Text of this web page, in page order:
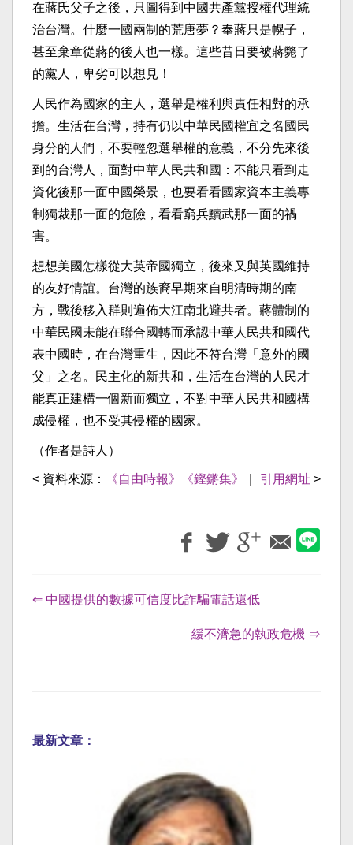
在蔣氏父子之後，只圖得到中國共產黨授權代理統
治台灣。什麼一國兩制的荒唐夢？奉蔣只是幌子，
甚至棄章從蔣的後人也一樣。這些昔日要被蔣斃了
的黨人，卑劣可以想見！
人民作為國家的主人，選舉是權利與責任相對的承
擔。生活在台灣，持有仍以中華民國權宜之名國民
身分的人們，不要輕忽選舉權的意義，不分先來後
到的台灣人，面對中華人民共和國：不能只看到走
資化後那一面中國榮景，也要看看國家資本主義專
制獨裁那一面的危險，看看窮兵黷武那一面的禍
害。
想想美國怎樣從大英帝國獨立，後來又與英國維持
的友好情誼。台灣的族裔早期來自明清時期的南
方，戰後移入群則遍佈大江南北避共者。蔣體制的
中華民國未能在聯合國轉而承認中華人民共和國代
表中國時，在台灣重生，因此不符台灣「意外的國
父」之名。民主化的新共和，生活在台灣的人民才
能真正建構一個新而獨立，不對中華人民共和國構
成侵權，也不受其侵權的國家。
（作者是詩人）
< 資料來源： 《自由時報》《鏗鏘集》 引用網址 >
⇐ 中國提供的數據可信度比詐騙電話還低
緩不濟急的執政危機 ⇒
最新文章：